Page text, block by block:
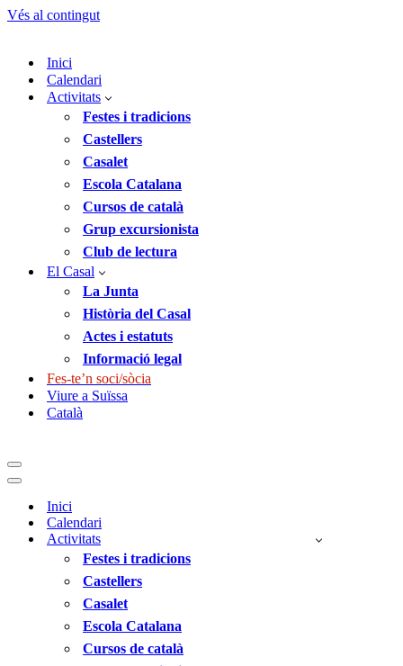
Vés al contingut
Inici
Calendari
Activitats
Festes i tradicions
Castellers
Casalet
Escola Catalana
Cursos de català
Grup excursionista
Club de lectura
El Casal
La Junta
Història del Casal
Actes i estatuts
Informació legal
Fes-te’n soci/sòcia
Viure a Suïssa
Català
Menú
de
Menú
navegació
Inici
Calendari
Activitats
Festes i tradicions
Castellers
Casalet
Escola Catalana
Cursos de català